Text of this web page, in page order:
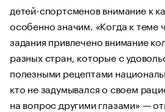
детей-спортсменов внимание к
особенно значим. «Когда к теме
задания привлечено внимание
разных стран, которые с
полезными рецептами
кто не задумывался о своем
на вопрос другими глазами» —